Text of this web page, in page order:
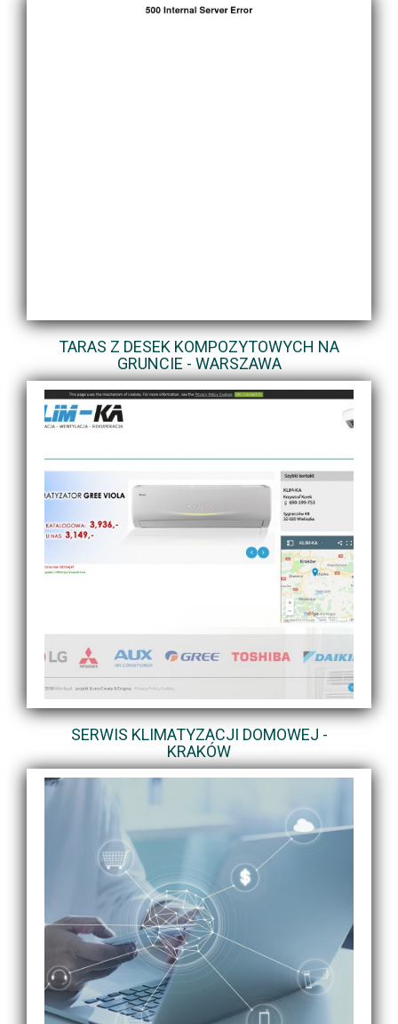
TARAS Z DESEK KOMPOZYTOWYCH NA
GRUNCIE - WARSZAWA
SERWIS KLIMATYZACJI DOMOWEJ -
KRAKÓW